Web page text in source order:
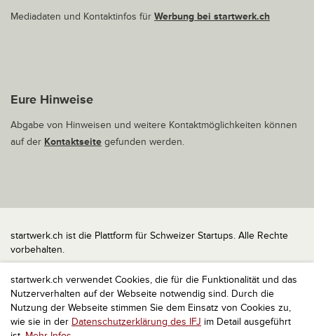
startwerk.ch verwendet Cookies, die für die Funktionalität und das
Nutzerverhalten auf der Webseite notwendig sind. Durch die
Nutzung der Webseite stimmen Sie dem Einsatz von Cookies zu,
wie sie in der Datenschutzerklärung des IFJ im Detail ausgeführt
Mediadaten und Kontaktinfos für Werbung bei startwerk.ch
Eure Hinweise
Abgabe von Hinweisen und weitere Kontaktmöglichkeiten können
auf der Kontaktseite gefunden werden.
startwerk.ch ist die Plattform für Schweizer Startups. Alle Rechte
vorbehalten.
Impressum
Kontakt
nach oben